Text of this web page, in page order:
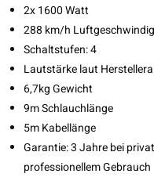
2x 1600 Watt
288 km/h
Schaltstufen: 4
Lautstärke laut
6,7kg Gewicht
9m Schlauchlänge
5m Kabellänge
Garantie: 3 Jahre bei
professionellem Gebrauch